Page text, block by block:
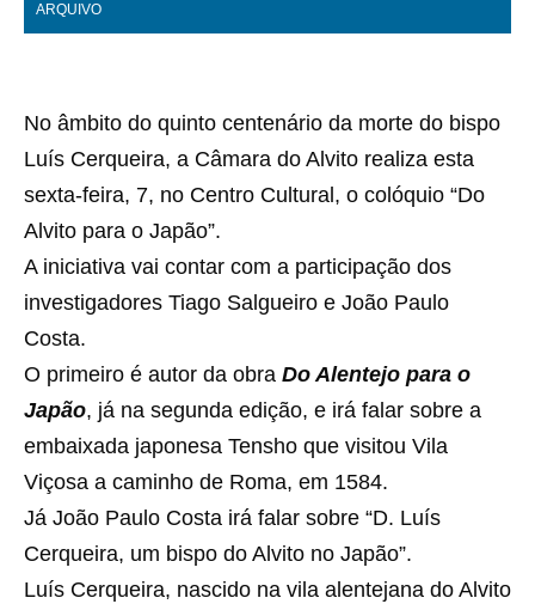
ARQUIVO
No âmbito do quinto centenário da morte do bispo
Luís Cerqueira, a Câmara do Alvito realiza esta
sexta-feira, 7, no Centro Cultural, o colóquio “Do
Alvito para o Japão”.
A iniciativa vai contar com a participação dos
investigadores Tiago Salgueiro e João Paulo
Costa.
O primeiro é autor da obra Do Alentejo para o
Japão, já na segunda edição, e irá falar sobre a
embaixada japonesa Tensho que visitou Vila
Viçosa a caminho de Roma, em 1584.
Já João Paulo Costa irá falar sobre “D. Luís
Cerqueira, um bispo do Alvito no Japão”.
Luís Cerqueira, nascido na vila alentejana do Alvito